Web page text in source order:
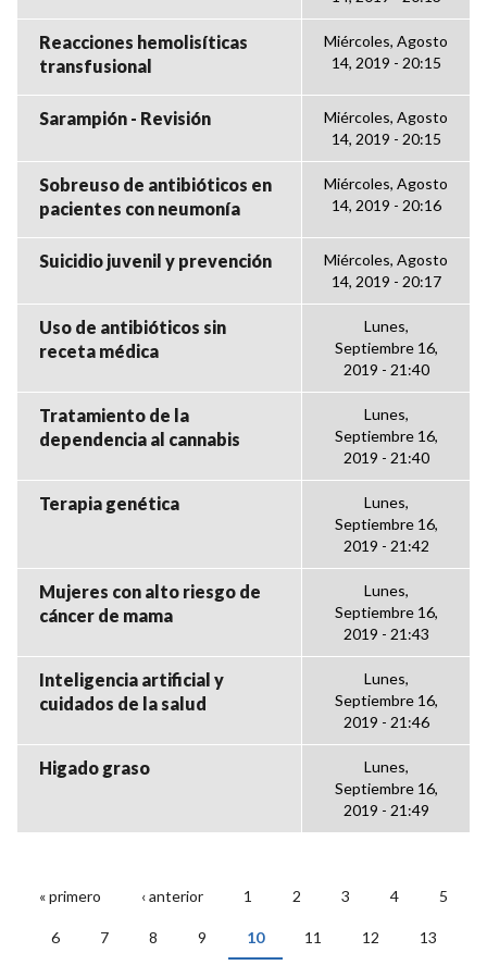
Reacciones hemolisíticas
transfusional
Miércoles, Agosto
14, 2019 - 20:15
Sarampión - Revisión
Miércoles, Agosto
14, 2019 - 20:15
Sobreuso de antibióticos en
pacientes con neumonía
Miércoles, Agosto
14, 2019 - 20:16
Suicidio juvenil y prevención
Miércoles, Agosto
14, 2019 - 20:17
Uso de antibióticos sin
receta médica
Lunes,
Septiembre 16,
2019 - 21:40
Tratamiento de la
dependencia al cannabis
Lunes,
Septiembre 16,
2019 - 21:40
Terapia genética
Lunes,
Septiembre 16,
2019 - 21:42
Mujeres con alto riesgo de
cáncer de mama
Lunes,
Septiembre 16,
2019 - 21:43
Inteligencia artificial y
cuidados de la salud
Lunes,
Septiembre 16,
2019 - 21:46
Higado graso
Lunes,
Septiembre 16,
2019 - 21:49
PÁGINAS
« primero ‹ anterior 1 2 3 4 5
6 7 8 9 10 11 12 13